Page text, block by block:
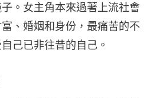
子。女主角本來過著上流社會
、婚姻和身份，最痛苦的不
己已非往昔的自己。